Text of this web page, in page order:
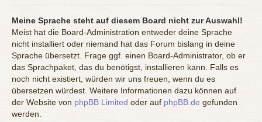
Meine Sprache steht auf diesem Board nicht zur Auswahl!
Meist hat die Board-Administration entweder deine Sprache
nicht installiert oder niemand hat das Forum bislang in deine
Sprache übersetzt. Frage ggf. einen Board-Administrator, ob er
das Sprachpaket, das du benötigst, installieren kann. Falls es
noch nicht existiert, würden wir uns freuen, wenn du es
übersetzen würdest. Weitere Informationen dazu können auf
der Website von phpBB Limited oder auf phpBB.de gefunden
werden.